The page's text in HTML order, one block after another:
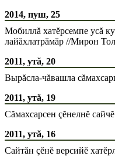
2014, пуш, 25
Мобиллă хатĕрсемпе усă
лайăхлатрăмăр //Мирон
2011, утă, 20
Вырăсла-чăвашла
2011, утă, 19
Сăмахсарсен çĕнелнĕ
2011, утă, 16
Сайтăн çĕнĕ версийĕ